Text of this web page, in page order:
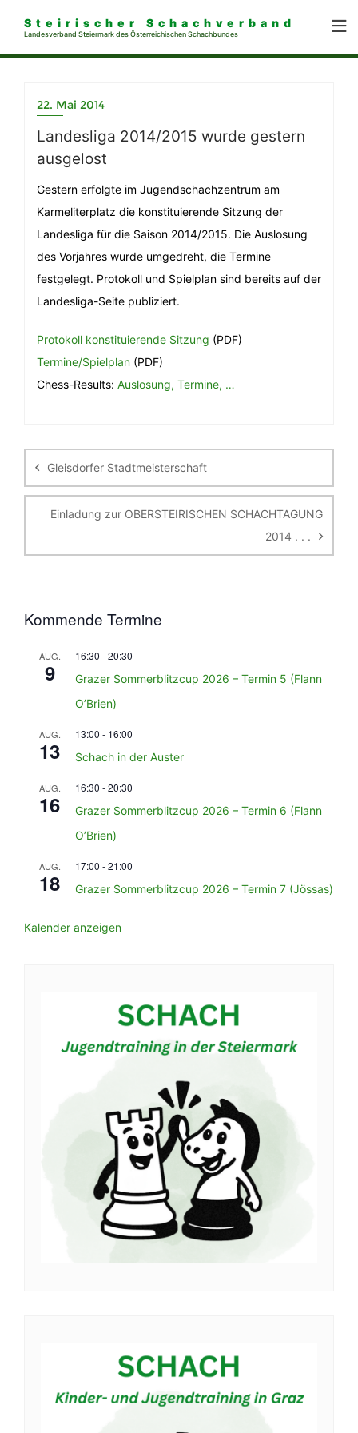
Steirischer Schachverband
Landesverband Steiermark des Österreichischen Schachbundes
22. Mai 2014
Landesliga 2014/2015 wurde gestern
ausgelost
Gestern erfolgte im Jugendschachzentrum am
Karmeliterplatz die konstituierende Sitzung der
Landesliga für die Saison 2014/2015. Die Auslosung
des Vorjahres wurde umgedreht, die Termine
festgelegt. Protokoll und Spielplan sind bereits auf der
Landesliga-Seite publiziert.
Protokoll konstituierende Sitzung (PDF)
Termine/Spielplan (PDF)
Chess-Results: Auslosung, Termine, …
Gleisdorfer Stadtmeisterschaft
Einladung zur OBERSTEIRISCHEN SCHACHTAGUNG
2014 . . .
Kommende Termine
AUG.
9
16:30 -20:30
Grazer Sommerblitzcup 2026 – Termin 5 (Flann
O’Brien)
AUG.
13
13:00 - 16:00
Schach in der Auster
AUG.
16
16:30 -20:30
Grazer Sommerblitzcup 2026 – Termin 6 (Flann
O’Brien)
AUG.
18
17:00 -21:00
Grazer Sommerblitzcup 2026 – Termin 7 (Jössas)
Kalender anzeigen